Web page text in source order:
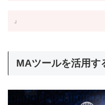
」
MAツールを活用す